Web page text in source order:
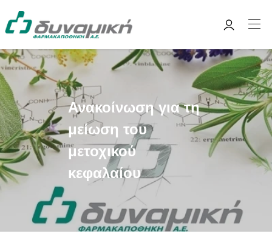
Ανακοίνωση για τη
μείωση του
μετοχικού
κεφαλαίου